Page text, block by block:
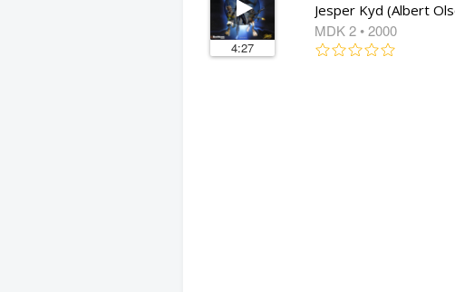
4:27
Jesper Kyd (Albert
MDK 2 • 2000